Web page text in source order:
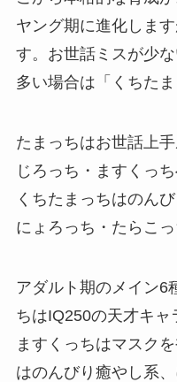
ヤング期に進化しま
す。お世話ミスが少
多い場合は「くちた
たまっちはお世話上
じろっち・ますくっ
くちたまっちはのん
にょろっち・たらこっ
アダルト期のメイン6
ちはIQ250の天才キャ
ますくっちはマスク
はのんびり癒やし系